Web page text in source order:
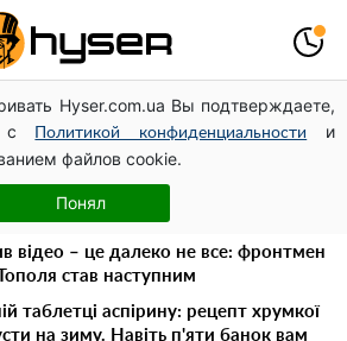
Hyser.com.ua Вы подтверждаете,
с
Политикой конфиденциальности
и
файлов cookie.
Понял
стати головною точкою
Києва
Олександр Конотопський вивів
бюджету через фіктивну фірму в
відео – це далеко не все: фронтмен
став наступним
таблетці аспірину: рецепт хрумкої
на зиму. Навіть п'яти банок вам